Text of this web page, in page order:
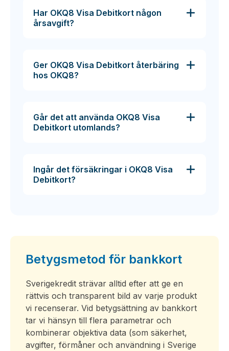
Har OKQ8 Visa Debitkort någon
årsavgift?
Ger OKQ8 Visa Debitkort återbäring
hos OKQ8?
Går det att använda OKQ8 Visa
Debitkort utomlands?
Ingår det försäkringar i OKQ8 Visa
Debitkort?
Betygsmetod för bankkort
Sverigekredit strävar alltid efter att ge en
rättvis och transparent bild av varje produkt
vi recenserar. Vid betygsättning av bankkort
tar vi hänsyn till flera parametrar och
kombinerar objektiva data (som säkerhet,
avgifter, förmåner och användning i Sverige